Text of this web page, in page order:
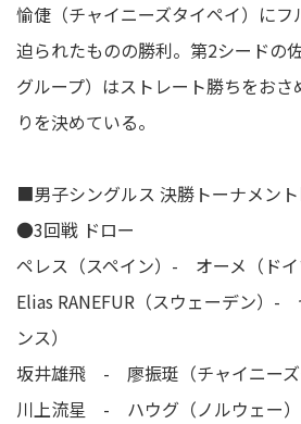
愉倢（チャイニーズタイペイ）にフ
迫られたものの勝利。第2シードの
グループ）はストレート勝ちをお
りを決めている。
■男子シングルス 決勝トーナメン
●3回戦 ドロー
ペレス（スペイン）- オーメ（ドイ
Elias RANEFUR（スウェーデン）-
ンス）
坂井雄飛 - 廖振珽（チャイニーズ
川上流星 - ハウグ（ノルウェー）